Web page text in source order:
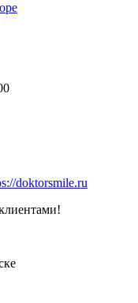
doktorsmile.ru